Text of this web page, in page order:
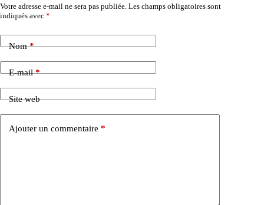
Votre adresse e-mail ne sera pas publiée. Les champs obligatoires sont
indiqués avec *
Nom*
E-mail*
Site web
Ajouter un commentaire *